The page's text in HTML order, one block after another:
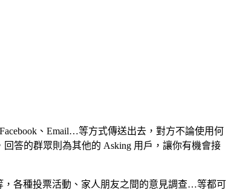
、Email…等方式傳送出去，對方不論使用何
答的群眾則為其他的 Asking 用戶，讓你有機會接
各種投票活動、家人朋友之間的意見調查…等都可